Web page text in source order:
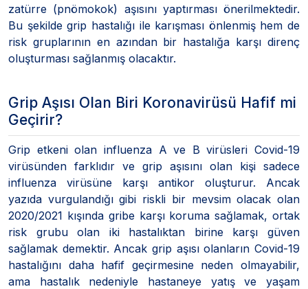
zatürre (pnömokok) aşısını yaptırması önerilmektedir.
Bu şekilde grip hastalığı ile karışması önlenmiş hem de
risk gruplarının en azından bir hastalığa karşı direnç
oluşturması sağlanmış olacaktır.
Grip Aşısı Olan Biri Koronavirüsü Hafif mi
Geçirir?
Grip etkeni olan influenza A ve B virüsleri Covid-19
virüsünden farklıdır ve grip aşısını olan kişi sadece
influenza virüsüne karşı antikor oluşturur. Ancak
yazıda vurgulandığı gibi riskli bir mevsim olacak olan
2020/2021 kışında gribe karşı koruma sağlamak, ortak
risk grubu olan iki hastalıktan birine karşı güven
sağlamak demektir. Ancak grip aşısı olanların Covid-19
hastalığını daha hafif geçirmesine neden olmayabilir,
ama hastalık nedeniyle hastaneye yatış ve yaşam